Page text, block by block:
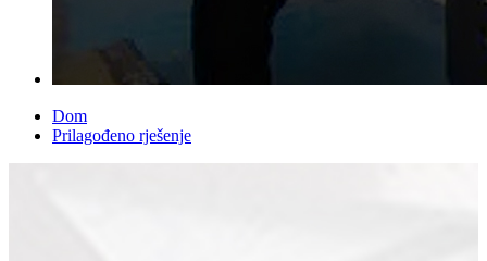
Dom
Prilagođeno rješenje